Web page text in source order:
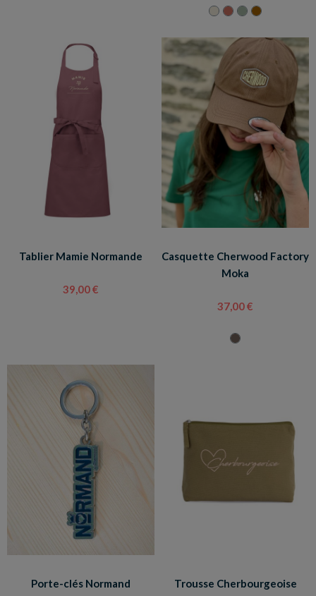
Tablier Mamie Normande
39,00 €
Casquette Cherwood Factory
Moka
37,00 €
Porte-clés Normand Trousse Cherbourgeoise